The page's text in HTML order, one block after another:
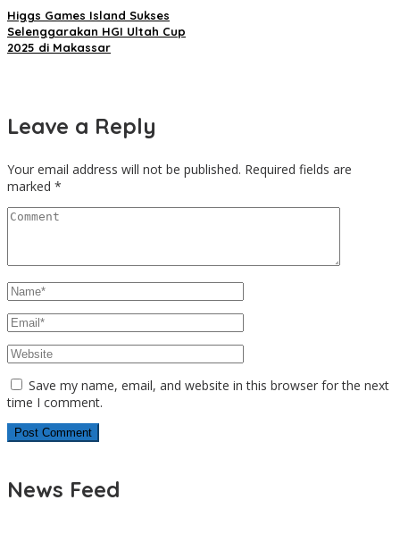
Higgs Games Island Sukses
Selenggarakan HGI Ultah Cup
2025 di Makassar
Leave a Reply
Your email address will not be published. Required fields are
marked *
Save my name, email, and website in this browser for the next
time I comment.
News Feed